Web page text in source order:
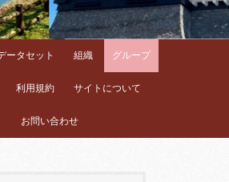
ータセット 組織 グループ
利用規約 サイトについて
お問い合わせ